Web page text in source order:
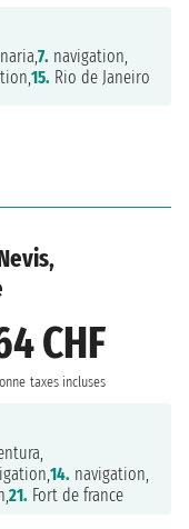
7. navigation,
15. Rio de Janeiro
CHF
taxes incluses
14. navigation,
21. Fort de france